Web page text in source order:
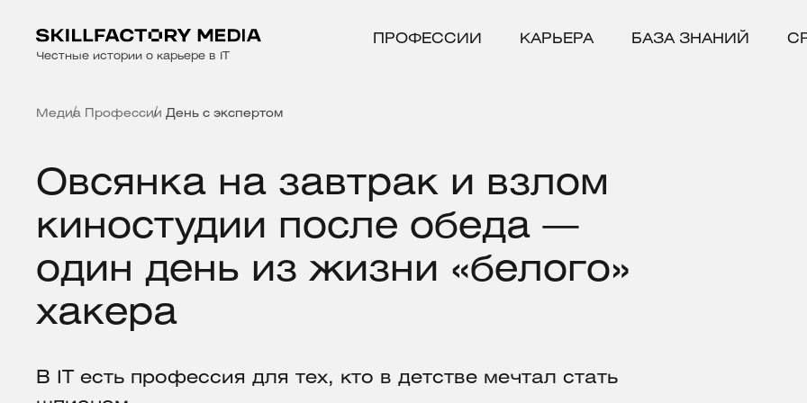
Честные истории о карьере в IT
ПРОФЕССИИ КАРЬЕРА БАЗА ЗНАНИЙ
Медиа Профессии День с экспертом
Овсянка на завтрак и взлом
киностудии после обеда —
один день из жизни «белого»
хакера
В IT есть профессия для тех, кто в детстве мечтал стать